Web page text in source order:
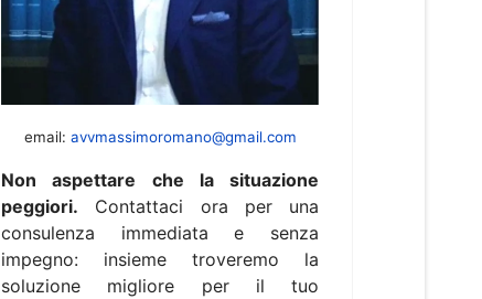
email: avvmassimoromano@gmail.com
Non aspettare che la situazione
peggiori. Contattaci ora per una
consulenza immediata e senza
impegno: insieme troveremo la
soluzione migliore per il tuo